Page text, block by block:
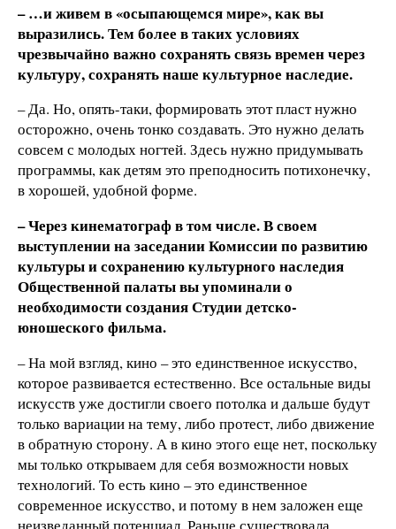
– …и живем в «осыпающемся мире», как вы
выразились. Тем более в таких условиях
чрезвычайно важно сохранять связь времен через
культуру, сохранять наше культурное наследие.
– Да. Но, опять-таки, формировать этот пласт нужно
осторожно, очень тонко создавать. Это нужно делать
совсем с молодых ногтей. Здесь нужно придумывать
программы, как детям это преподносить потихонечку,
в хорошей, удобной форме.
– Через кинематограф в том числе. В своем
выступлении на заседании Комиссии по развитию
культуры и сохранению культурного наследия
Общественной палаты вы упоминали о
необходимости создания Студии детско-
юношеского фильма.
– На мой взгляд, кино – это единственное искусство,
которое развивается естественно. Все остальные виды
искусств уже достигли своего потолка и дальше будут
только вариации на тему, либо протест, либо движение
в обратную сторону. А в кино этого еще нет, поскольку
мы только открываем для себя возможности новых
технологий. То есть кино – это единственное
современное искусство, и потому в нем заложен еще